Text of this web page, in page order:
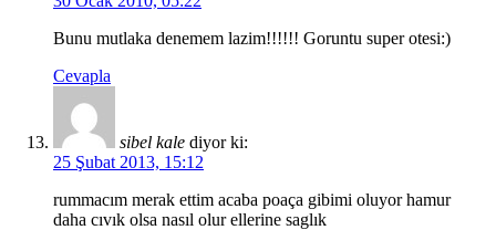
Bunu mutlaka denemem lazim!!!!!! Goruntu super otesi:)
Cevapla
sibel kale diyor ki:
25 Şubat 2013, 15:12
rummacım merak ettim acaba poaça gibimi oluyor hamur
daha cıvık olsa nasıl olur ellerine saglık